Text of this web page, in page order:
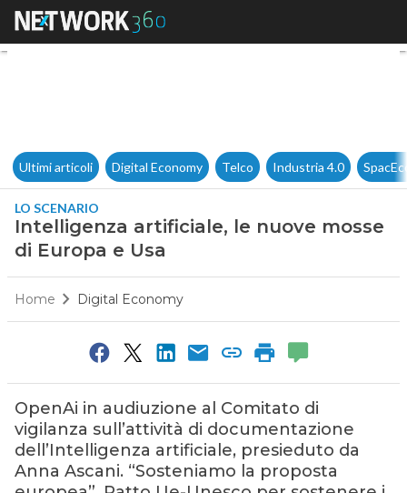
Intelligenza artificiale, le
Ultimi articoli Digital Economy Telco Industria 4.0
LO SCENARIO
Intelligenza artificiale, le nuove mosse
di Europa e Usa
Home Digital Economy
OpenAi in audiuzione al Comitato di
vigilanza sull’attività di documentazione
dell’Intelligenza artificiale, presieduto da
Anna Ascani. “Sosteniamo la proposta